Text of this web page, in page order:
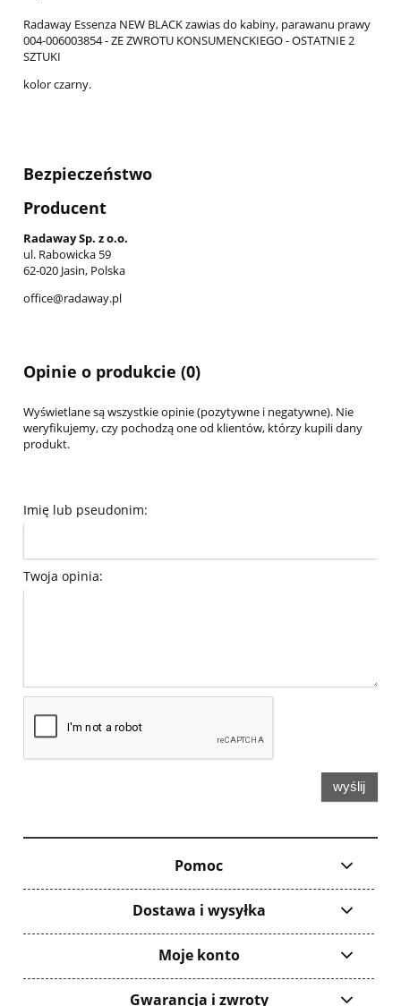
Radaway Essenza NEW BLACK zawias do kabiny, parawanu prawy
004-006003854 - ZE ZWROTU KONSUMENCKIEGO - OSTATNIE 2
SZTUKI
kolor czarny.
Bezpieczeństwo
Producent
Radaway Sp. z o.o.
ul. Rabowicka 59
62-020 Jasin, Polska
office@radaway.pl
Opinie o produkcie (0)
Wyświetlane są wszystkie opinie (pozytywne i negatywne). Nie
weryfikujemy, czy pochodzą one od klientów, którzy kupili dany
produkt.
Imię lub pseudonim:
Twoja opinia:
wyślij
Pomoc
Dostawa i wysyłka
Moje konto
Gwarancja i zwroty